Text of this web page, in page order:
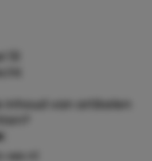
van artikelen